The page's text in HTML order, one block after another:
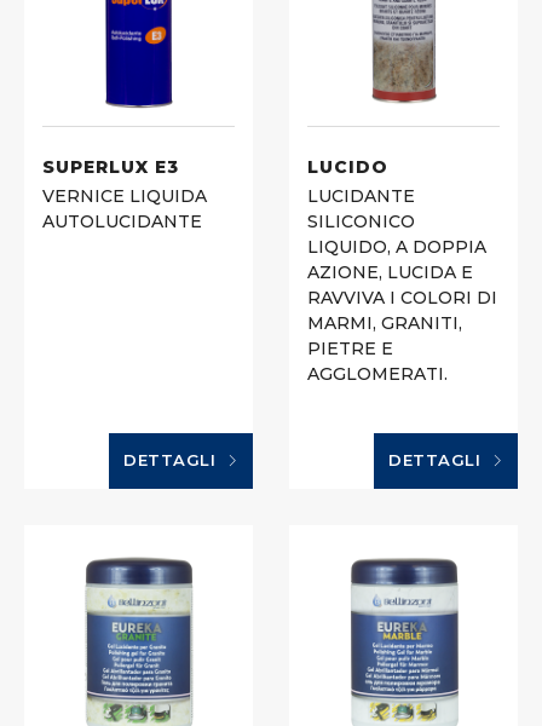
SUPERLUX E3
VERNICE LIQUIDA
AUTOLUCIDANTE
DETTAGLI
LUCIDO
LUCIDANTE
SILICONICO
LIQUIDO, A DOPPIA
AZIONE, LUCIDA E
RAVVIVA I COLORI DI
MARMI, GRANITI,
PIETRE E
AGGLOMERATI.
DETTAGLI